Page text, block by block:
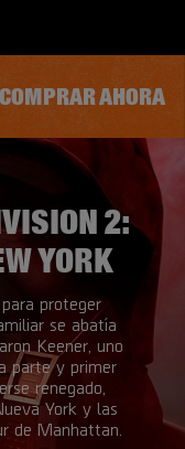
COMPRAR AHORA
2:
YORK
proteger
se abatía
Keener, uno
parte y primer
renegado,
York y las
de Manhattan.